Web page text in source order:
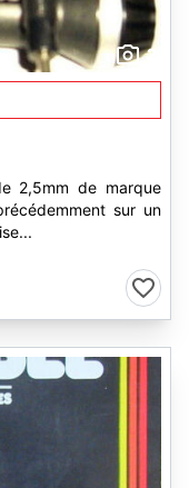
2
2,5mm de marque
sur un